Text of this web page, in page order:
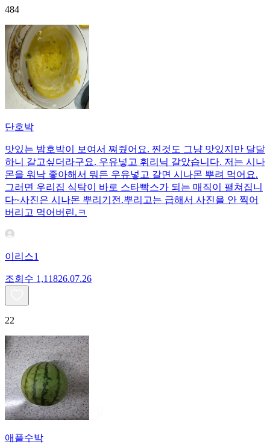
484
단호박
맛있는 밤호박이 보여서 쪄줬어요. 찐것도 그냥 맛있지만 달달
하니 갈고싶더라구요. 우유넣고 휘리닉 갈았습니다. 저는 시나
몬을 워낙 좋아해서 뭐든 우유넣고 갈면 시나몬 뿌려 먹어요.
그러면 우리집 식탁이 바로 스타빡스가 되는 매직이 펼쳐집니
다~사진은 시나몬 뿌리기전.뿌리고는 급해서 사진을 안 찍어
버리고 먹어버린.ㅋ
이리스1
조회수 1,11826.07.26
22
애플수박